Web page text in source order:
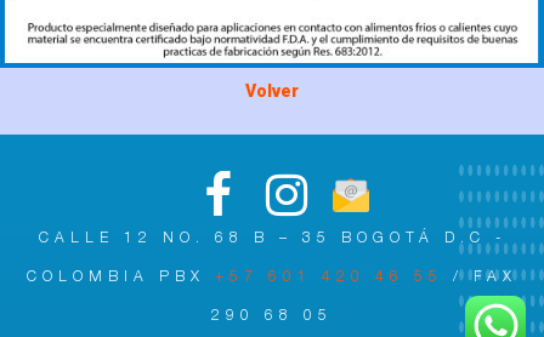
Volver
CALLE 12 NO. 68 B – 35 BOGOTÁ D.C -
COLOMBIA PBX +57 601 420 46 55 / FAX
290 68 05